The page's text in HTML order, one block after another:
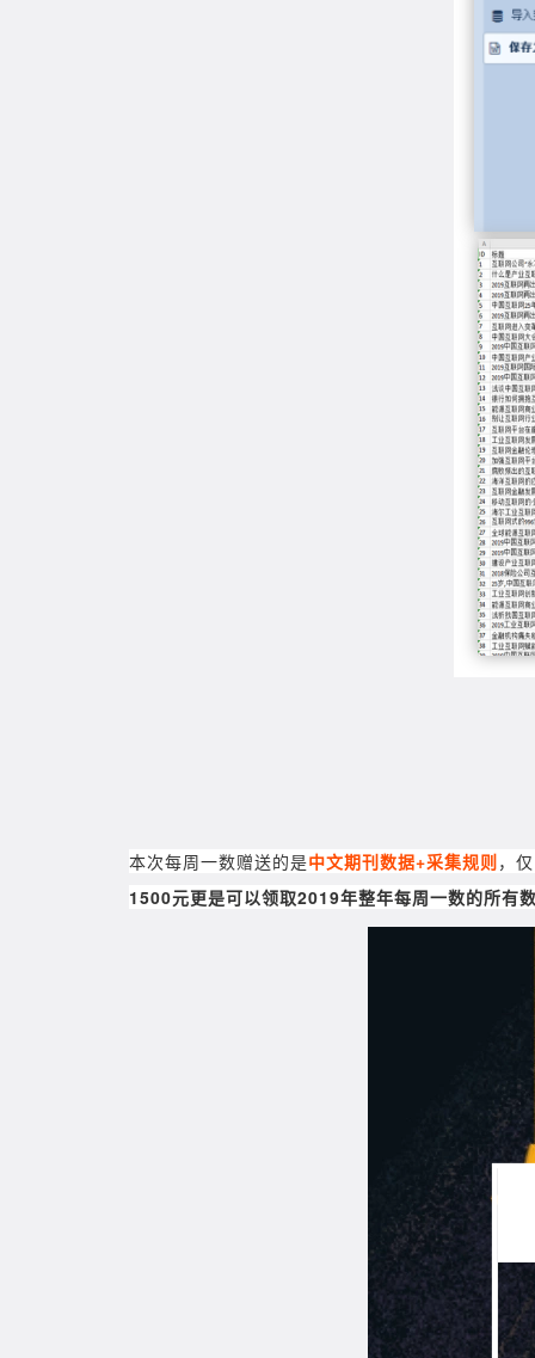
本次每周一数赠送的是中文期刊数据+采集规则，
1500元更是可以领取2019年整年每周一数的所有